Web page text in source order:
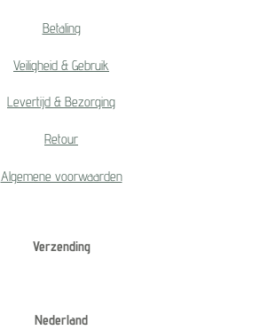
Betaling
Veiligheid & Gebruik
Levertijd & Bezorging
Retour
Algemene voorwaarden
Verzending
Nederland